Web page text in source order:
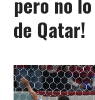
de Qatar!